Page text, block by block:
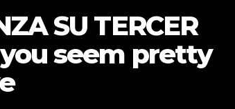
SU TERCER
you seem pretty